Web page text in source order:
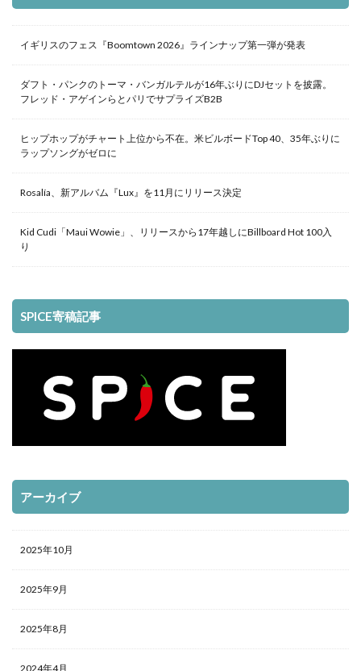
イギリスのフェス『Boomtown 2026』ラインナップ第一弾が発表
ダフト・パンクのトーマ・バンガルテルが16年ぶりにDJセットを披露。
フレッド・アゲインらとパリでサプライズB2B
ヒップホップがチャート上位から不在。米ビルボードTop 40、35年ぶりに
ラップソングがゼロに
Rosalía、新アルバム『Lux』を11月にリリース決定
Kid Cudi「Maui Wowie」、リリースから17年越しにBillboard Hot 100入
り
SPICE寄稿記事
アーカイブ
2025年10月
2025年9月
2025年8月
2024年4月